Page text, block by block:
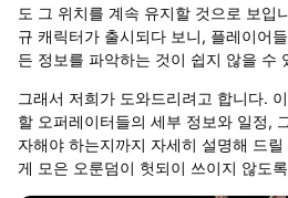
도 그 위치를 계속 유지할 것으로 보입
규 캐릭터가 출시되다 보니, 플레이어
든 정보를 파악하는 것이 쉽지 않을 수
그래서 저희가 도와드리려고 합니다.
할 오퍼레이터들의 세부 정보와 일정,
자해야 하는지까지 자세히 설명해 드
게 모은 오룬덤이 헛되이 쓰이지 않도